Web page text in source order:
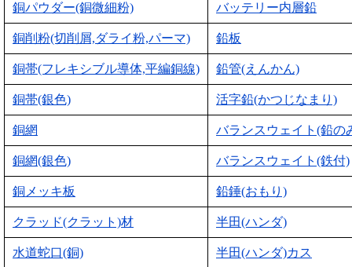
銅パウダー(銅微細粉) バッテリー内層鉛
銅削粉(切削屑,ダライ粉,パーマ) 鉛板
銅帯(フレキシブル導体,平編銅線) 鉛管(えんかん)
銅帯(銀色) 活字鉛(かつじなまり)
銅網 バランスウェイト(鉛の
銅網(銀色) バランスウェイト(鉄付)
銅メッキ板 鉛錘(おもり)
クラッド(クラット)材 半田(ハンダ)
水道蛇口(銅) 半田(ハンダ)カス